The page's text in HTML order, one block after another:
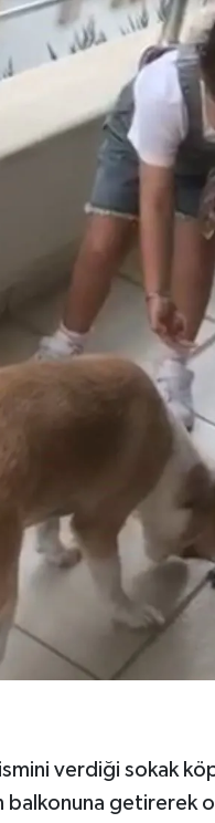
ismini verdiği sokak
balkonuna getirerek